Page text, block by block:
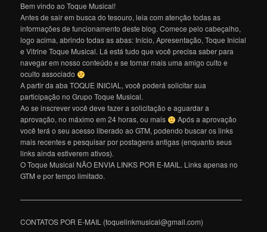
Bem vindo ao Toque Musical!
Antes de sair em busca do tesouro, leia com atenção todas as
informações de funcionamento deste blog. Comece pelo cabeçalho,
logo acima, abrindo todas as abas: Início, Apresentação, Toque Inicial
e Vitrine Toque Musical. Lá está tudo que você precisa saber para
navegar em nosso conteúdo e se tornar mais uma amigo culto e
oculto associado
A partir da aba TOQUE INICIAL, você poderá solicitar sua
participação no Grupo Toque Musical.
Ao se inscrever você deve fazer a solicitação e aguardar a
aprovação, no máximo em 24 horas, ou mais
Após a aprovação
você terá o seu acesso liberado ao GTM, podendo buscar os links
mais recentes e pesquisar por postagens antigas (enquanto seus
links ainda estiverem ativos).
O Toque Musical NÃO ENVIA LINKS POR E-MAIL. Links apenas no
GTM e por tempo limitado.
———————————————————————————————
CONTATOS POR E-MAIL (toquelinkmusical@gmail.com)